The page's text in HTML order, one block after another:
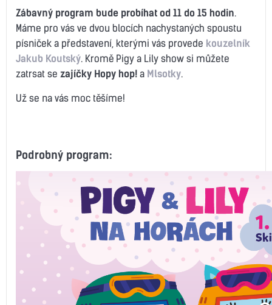
Zábavný program bude probíhat od 11 do 15 hodin.
Máme pro vás ve dvou blocích nachystaných spoustu
písniček a představení, kterými vás provede kouzelník
Jakub Koutský. Kromě Pigy a Lily show si můžete
zatrsat se zajíčky Hopy hop! a Mlsotky.
Už se na vás moc těšíme!
Podrobný program: